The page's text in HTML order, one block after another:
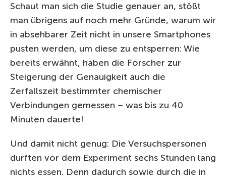
Schaut man sich die Studie genauer an, stößt
man übrigens auf noch mehr Gründe, warum wir
in absehbarer Zeit nicht in unsere Smartphones
pusten werden, um diese zu entsperren: Wie
bereits erwähnt, haben die Forscher zur
Steigerung der Genauigkeit auch die
Zerfallszeit bestimmter chemischer
Verbindungen gemessen – was bis zu 40
Minuten dauerte!
Und damit nicht genug: Die Versuchspersonen
durften vor dem Experiment sechs Stunden lang
nichts essen. Denn dadurch sowie durch die in